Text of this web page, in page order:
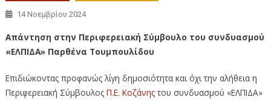
14 Νοεμβρίου 2024
Απάντηση στην Περιφερειακή Σύμβουλο του συνδυασμού
«ΕΛΠΙΔΑ» Παρθένα Τουμπουλίδου
Επιδιώκοντας προφανώς λίγη δημοσιότητα και όχι την αλήθεια η
Περιφερειακή Σύμβουλος Π.Ε. Κοζάνηςτου συνδυασμού «ΕΛΠΙΔΑ»